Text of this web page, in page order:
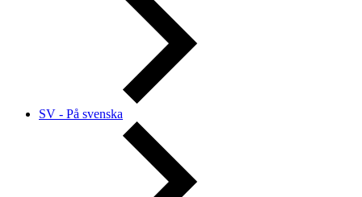
SV - På svenska